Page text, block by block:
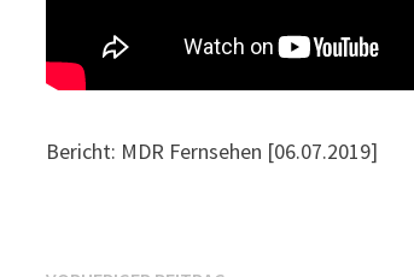
Bericht: MDR Fernsehen [06.07.2019]